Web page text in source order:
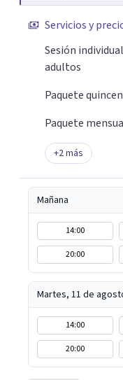
Servicios y
Sesión
adultos
Paquete
Paquete
+2más
Mañana
14:00
20:00
Martes, 11 de
14:00
20:00